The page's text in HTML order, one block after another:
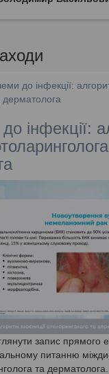
до інфекції:
дерматолога
інфекції:
запис прямого
питанню
та дерматолога.